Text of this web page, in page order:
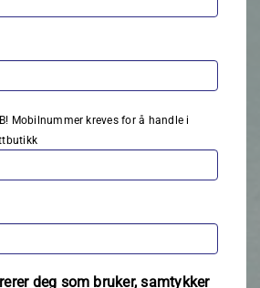
Mobilnummer kreves for å handle i
deg som bruker, samtykker